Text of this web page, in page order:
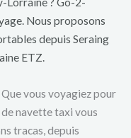
Nous proposons
depuis Seraing
ETZ.
Que vous voyagiez pour
navette taxi vous
tracas, depuis